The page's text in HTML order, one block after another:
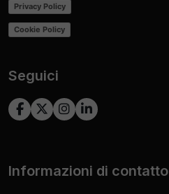
Privacy Policy
Cookie Policy
Seguici
Informazioni di contatto